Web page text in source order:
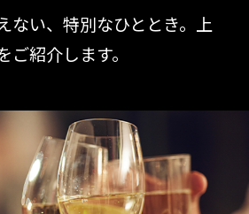
ない、特別なひととき。
上
紹介します。